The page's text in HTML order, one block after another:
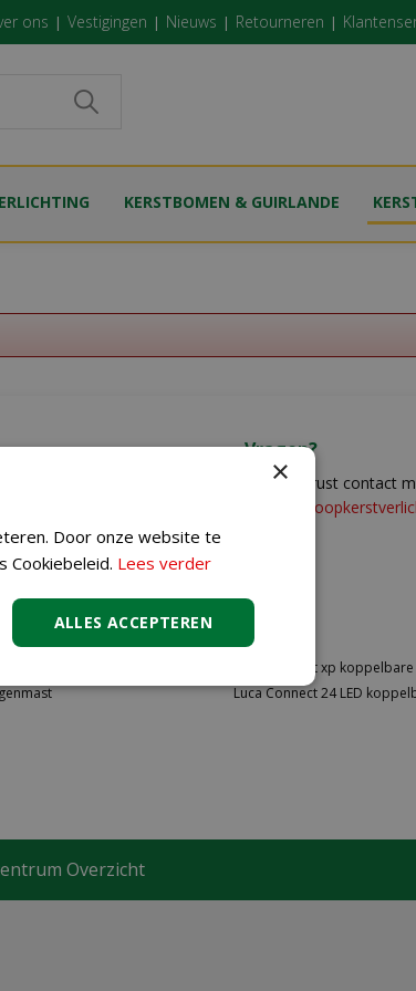
ons Vestigingen Nieuws Retourneren
KERSTBOMEN & GUIRLANDE
Vragen?
Neem gerust contact
Luca Connect xp
Luca Connect 24 LED
Overzicht
×
Door onze website te
Cookiebeleid. Lees verder
ALLES ACCEPTEREN